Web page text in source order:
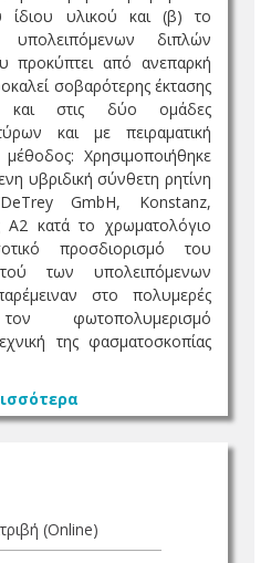
ίδιου υλικού και (β) το
διπλών
προκύπτει από ανεπαρκή
σοβαρότερης έκτασης
και στις δύο ομάδες
και με πειραματική
μέθοδος: Χρησιμοποιήθηκε
υβριδική σύνθετη ρητίνη
GmbH, Konstanz,
κατά το χρωματολόγιο
προσδιορισμό του
των υπολειπόμενων
στο πολυμερές
φωτοπολυμερισμό
της φασματοσκοπίας
(Online)